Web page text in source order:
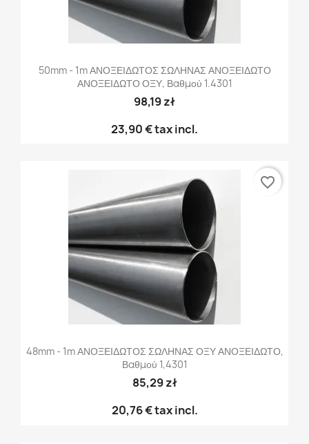
50mm - 1m ΑΝΟΞΕΙΔΩΤΟΣ ΣΩΛΗΝΑΣ ΑΝΟΞΕΙΔΩΤΟ
ΑΝΟΞΕΙΔΩΤΟ ΟΞΥ, Βαθμού 1.4301
98,19 zł
23,90 €tax incl.
48mm - 1m ΑΝΟΞΕΙΔΩΤΟΣ ΣΩΛΗΝΑΣ ΟΞΥ ΑΝΟΞΕΙΔΩΤΟ,
Βαθμού 1,4301
85,29 zł
20,76 €tax incl.
favorite_border